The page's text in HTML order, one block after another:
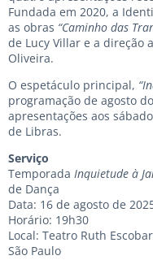
Fundada em 2020, a
as obras “Caminho das
de Lucy Villar e a direção
Oliveira.
O espetáculo principal,
programação de agosto
apresentações aos
de Libras.
Serviço
Temporada Inquietude à
de Dança
Data: 16 de agosto de
Horário: 19h30
Local: Teatro Ruth
São Paulo